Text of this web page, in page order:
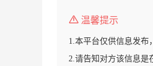
温馨提示
1.本平台仅供信息发布
2.请告知对方该信息是